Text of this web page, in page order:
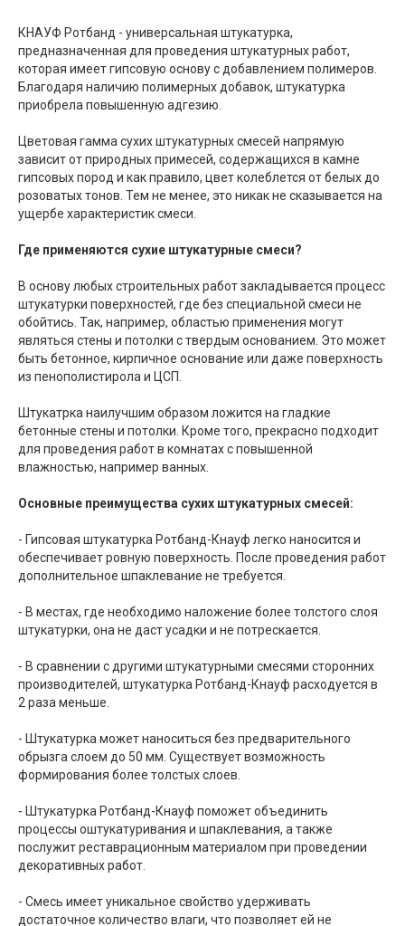
КНАУФ Ротбанд - универсальная штукатурка,
предназначенная для проведения штукатурных работ,
которая имеет гипсовую основу с добавлением полимеров.
Благодаря наличию полимерных добавок, штукатурка
приобрела повышенную адгезию.
Цветовая гамма сухих штукатурных смесей напрямую
зависит от природных примесей, содержащихся в камне
гипсовых пород и как правило, цвет колеблется от белых до
розоватых тонов. Тем не менее, это никак не сказывается на
ущербе характеристик смеси.
Где применяются сухие штукатурные смеси?
В основу любых строительных работ закладывается процесс
штукатурки поверхностей, где без специальной смеси не
обойтись. Так, например, областью применения могут
являться стены и потолки с твердым основанием. Это может
быть бетонное, кирпичное основание или даже поверхность
из пенополистирола и ЦСП.
Штукатрка наилучшим образом ложится на гладкие
бетонные стены и потолки. Кроме того, прекрасно подходит
для проведения работ в комнатах с повышенной
влажностью, например ванных.
Основные преимущества сухих штукатурных смесей:
- Гипсовая штукатурка Ротбанд-Кнауф легко наносится и
обеспечивает ровную поверхность. После проведения работ
дополнительное шпаклевание не требуется.
- В местах, где необходимо наложение более толстого слоя
штукатурки, она не даст усадки и не потрескается.
- В сравнении с другими штукатурными смесями сторонних
производителей, штукатурка Ротбанд-Кнауф расходуется в
2 раза меньше.
- Штукатурка может наноситься без предварительного
обрызга слоем до 50 мм. Существует возможность
формирования более толстых слоев.
- Штукатурка Ротбанд-Кнауф поможет объединить
процессы оштукатуривания и шпаклевания, а также
послужит реставрационным материалом при проведении
декоративных работ.
- Смесь имеет уникальное свойство удерживать
достаточное количество влаги, что позволяет ей не